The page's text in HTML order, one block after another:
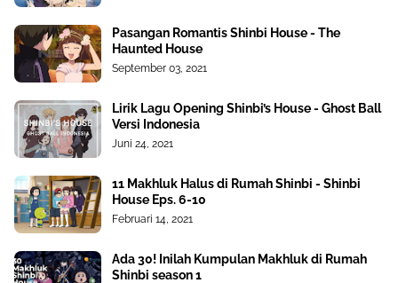
Pasangan Romantis Shinbi House - The
Haunted House
September 03, 2021
Lirik Lagu Opening Shinbi’s House - Ghost Ball
Versi Indonesia
Juni 24, 2021
11 Makhluk Halus di Rumah Shinbi - Shinbi
House Eps. 6-10
Februari 14, 2021
Ada 30! Inilah Kumpulan Makhluk di Rumah
Shinbi season 1